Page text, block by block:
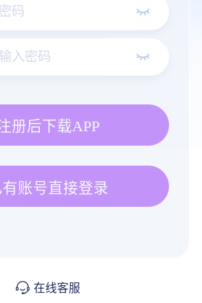
册后下载APP
有账号直接登录
在线客服